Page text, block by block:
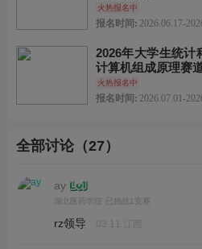
初赛
三等奖：证书，各参赛高校初赛人数
决赛
一等奖：证书，各省级赛区初赛人数
演讲赛：一等奖（奖杯、证书）、二
火热报名中
报名时间: 2026.06.17-
2026年大学生统
计算机组成原理赛
火热报名中
报名时间: 2026.07.01-
全部讨论（27）
ay
湖北医药学院 已挑战1竞赛
03.11 江西